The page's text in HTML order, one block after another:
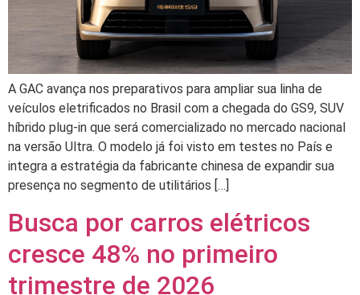
A GAC avança nos preparativos para ampliar sua linha de
veículos eletrificados no Brasil com a chegada do GS9, SUV
híbrido plug-in que será comercializado no mercado nacional
na versão Ultra. O modelo já foi visto em testes no País e
integra a estratégia da fabricante chinesa de expandir sua
presença no segmento de utilitários […]
Busca por carros elétricos
cresce 48% no primeiro
trimestre de 2026